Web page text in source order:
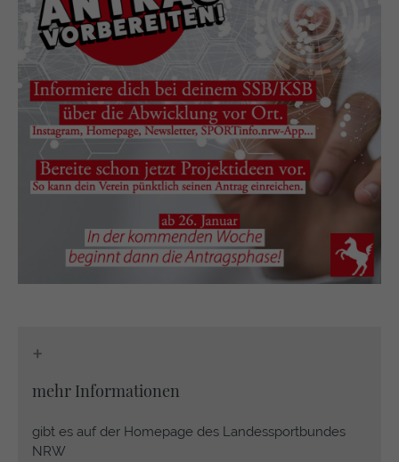
+
mehr Informationen
gibt es auf der Homepage des Landessportbundes
NRW